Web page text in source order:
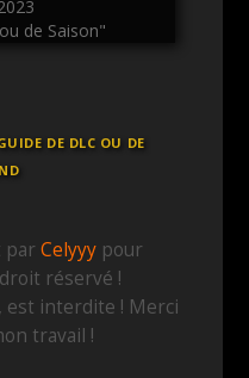
de Saison"
DE DLC OU DE
par Celyyy pour
réservé !
est interdite ! Merci
travail !